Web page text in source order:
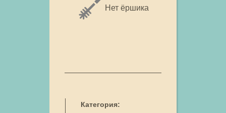
Нет ёршика
Категория: